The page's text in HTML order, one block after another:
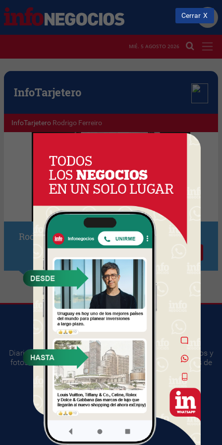
MIÉ. 5 AGOSTO 2026
InfoTarjetero
InfoTarjetero Rodrigo Ferreiro
Rodrigo Ferreiro
Diario digital del mundo empresarial. Información, videos y
fotos sobre los principales acontecimientos y negocios de
Uruguay.
SUGERENCIAS
Cerrar